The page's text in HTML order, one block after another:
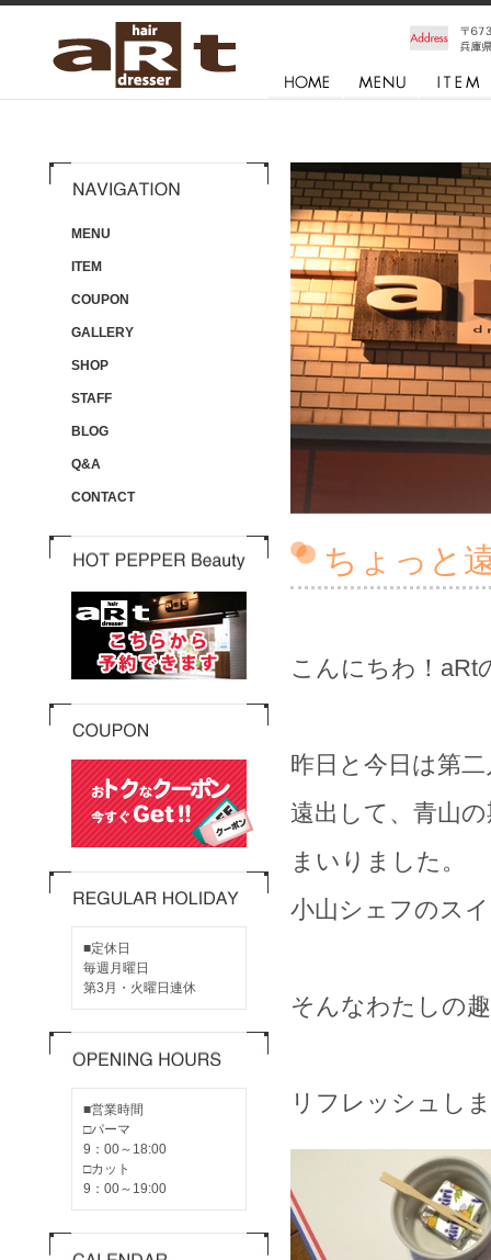
MENU
ITEM
COUPON
GALLERY
SHOP
STAFF
BLOG
Q&A
CONTACT
■定休日
毎週月曜日
第3月・火曜日連休
■営業時間
□パーマ
9：00～18:00
□カット
9：00～19:00
ちょっと
こんにちわ！aRt
昨日と今日は第
遠出して、青山
まいりました。
小山シェフのス
そんなわたしの
リフレッシュし